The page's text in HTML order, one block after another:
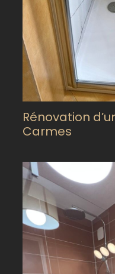
Rénovation
Carmes